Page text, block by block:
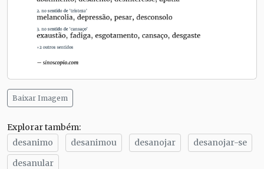
Baixar Imagem
Explorar também:
desanimo
desanimou desanojar
desanojar-se
desanular